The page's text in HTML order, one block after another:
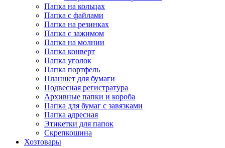
Папка на кольцах
Папка с файлами
Папка на резинках
Папка с зажимом
Папка на молнии
Папка конверт
Папка уголок
Папка портфель
Планшет для бумаги
Подвесная регистратура
Архивные папки и короба
Папка для бумаг с завязками
Папка адресная
Этикетки для папок
Скрепкошина
Хозтовары